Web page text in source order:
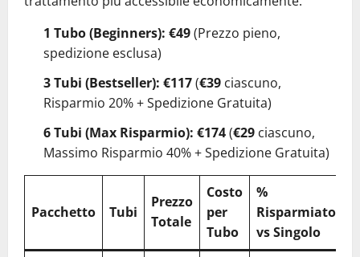
1 Tubo (Beginners): €49(Prezzo pieno,
spedizione esclusa)
3 Tubi (Bestseller): €117(€39 ciascuno,
Risparmio 20% + Spedizione Gratuita)
6 Tubi (Max Risparmio): €174(€29 ciascuno,
Massimo Risparmio 40% + Spedizione Gratuita)
Pacchetto Tubi
Prezzo
Totale
Costo
per
Tubo
%
Risparmiato
vs Singolo